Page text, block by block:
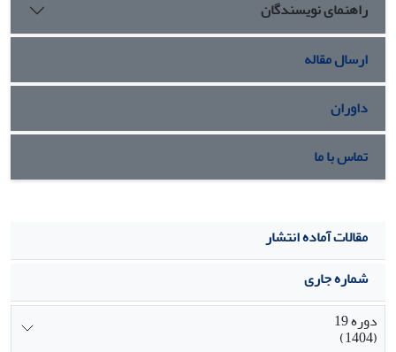
نتـایج تحلیـل رگرسـیون چنـد متغیـره رابطـۀ
معنیدار بین متغیرهای مشارکت اجتماعی، تقدیرگرایی، قشر
اجتماعی و تحصیلات بـا وفـاق اجتمـاعی و متغیـر
استفاده از وسایل ارتباط جمعی با وفاق را نشان میدهد. کلیۀ
متغیرهای مستقل وارد شده در معادلۀ رگرسـیونی
0/41از تغییرات واریانس متغیر وابسته را تبیین کردهاند که
بیشـترین سـهم، متعلـق بـه مشـارکت اجتمـاعی و
کمترین سهم مربوط به قشر اجتماعی بوده است
راهنمای نویسندگان
ارسال مقاله
داوران
تماس با ما
مقالات آماده انتشار
شماره جاری
دوره 19
(1404)